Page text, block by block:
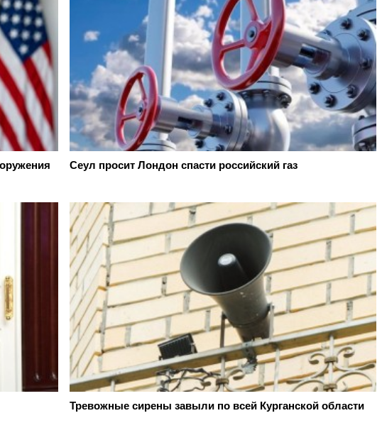
Сеул просит Лондон спасти российский газ
Тревожные сирены завыли по всей Курганской области